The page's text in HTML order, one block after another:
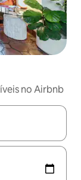
no Airbnb
explore-os